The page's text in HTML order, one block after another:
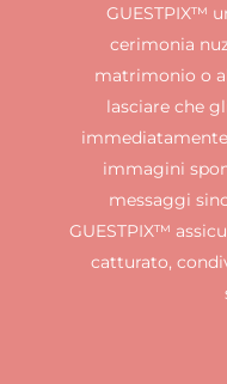
GUESTPIX™
cerimonia
matrimonio o
lasciare che
immagini
messaggi
GUESTPIX™
catturato,